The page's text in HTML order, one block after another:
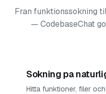
Fran funktionssokning
— CodebaseChat
Sokning pa
Hitta funktioner, filer